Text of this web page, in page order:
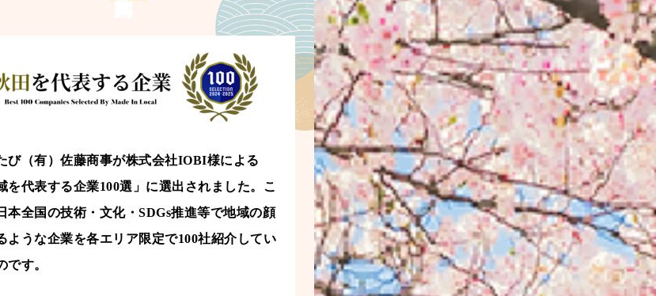
び（有）佐藤商事が株式会社IOBI様による
を代表する企業100選」に選出されました。こ
本全国の技術・文化・SDGs推進等で地域の顔
ような企業を各エリア限定で100社紹介してい
です。